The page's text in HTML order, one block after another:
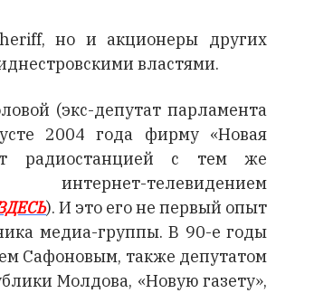
но и акционеры других
властями.
(экс-депутат парламента
2004 года фирму «Новая
радиостанцией с тем же
телевидением
). И это его не первый опыт
медиа-группы. В 90-е годы
Сафоновым, также депутатом
Молдова, «Новую газету»,